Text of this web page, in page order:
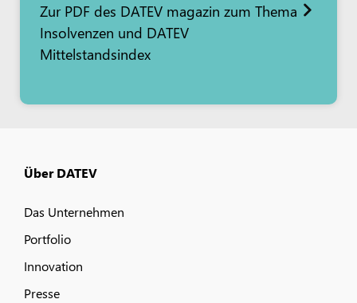
Zur PDF des DATEV magazin zum Thema
Insolvenzen und DATEV
Mittelstandsindex
Über DATEV
Das Unternehmen
Portfolio
Innovation
Presse